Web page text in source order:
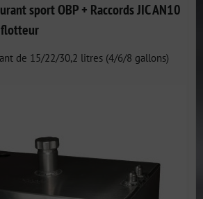
sport OBP + Raccords JIC AN10
de 15/22/30,2 litres (4/6/8 gallons)